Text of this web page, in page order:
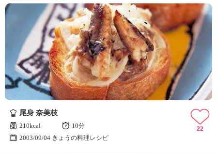
尾身 奈美枝
210kcal
10分
2003/09/04 きょうの料理レシピ
22